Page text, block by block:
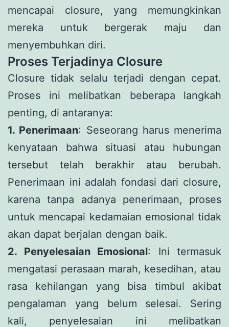
mencapai closure, yang memungkinkan
mereka untuk bergerak maju dan
menyembuhkan diri.
Proses Terjadinya Closure
Closure tidak selalu terjadi dengan cepat.
Proses ini melibatkan beberapa langkah
penting, di antaranya:
1. Penerimaan: Seseorang harus menerima
kenyataan bahwa situasi atau hubungan
tersebut telah berakhir atau berubah.
Penerimaan ini adalah fondasi dari closure,
karena tanpa adanya penerimaan, proses
untuk mencapai kedamaian emosional tidak
akan dapat berjalan dengan baik.
2. Penyelesaian Emosional: Ini termasuk
mengatasi perasaan marah, kesedihan, atau
rasa kehilangan yang bisa timbul akibat
pengalaman yang belum selesai. Sering
kali, penyelesaian ini melibatkan